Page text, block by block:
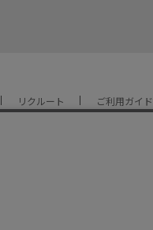
リクルート ご利用ガイド